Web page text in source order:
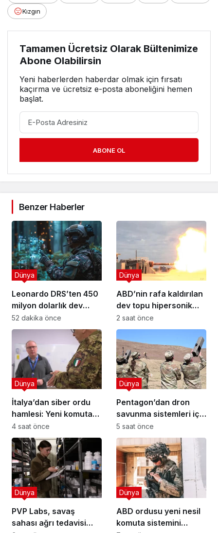
Kızgın
Tamamen Ücretsiz Olarak Bültenimize
Abone Olabilirsin
Yeni haberlerden haberdar olmak için fırsatı
kaçırma ve ücretsiz e-posta aboneliğini hemen
başlat.
ABONE OL
Benzer Haberler
Leonardo DRS’ten 450
milyon dolarlık dev
satın alma
Dünya
52 dakika önce
ABD’nin rafa kaldırılan
dev topu hipersonik
çağ için döndü!
Dünya
2 saat önce
İtalya’dan siber ordu
hamlesi: Yeni komuta
ve kariyer yolu!
Dünya
4 saat önce
Pentagon’dan dron
savunma sistemleri için
dijital pazar
Dünya
5 saat önce
PVP Labs, savaş
sahası ağrı tedavisi
Dünya
ABD ordusu yeni nesil
komuta sistemini
Dünya